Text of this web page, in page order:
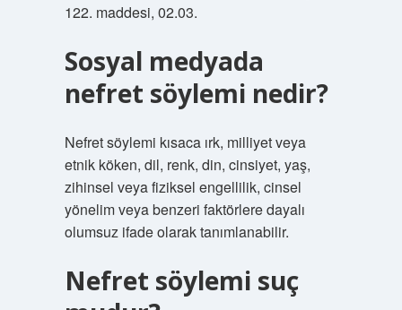
122. maddesi, 02.03.
Sosyal medyada
nefret söylemi nedir?
Nefret söylemi kısaca ırk, milliyet veya
etnik köken, dil, renk, din, cinsiyet, yaş,
zihinsel veya fiziksel engellilik, cinsel
yönelim veya benzeri faktörlere dayalı
olumsuz ifade olarak tanımlanabilir.
Nefret söylemi suç